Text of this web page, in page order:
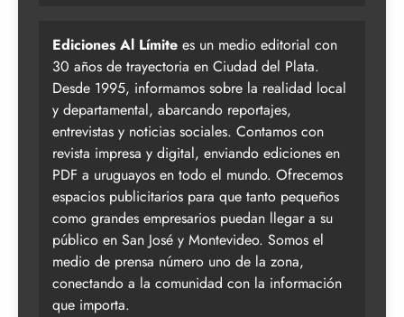
Ediciones Al Límite es un medio editorial con
30 años de trayectoria en Ciudad del Plata.
Desde 1995, informamos sobre la realidad local
y departamental, abarcando reportajes,
entrevistas y noticias sociales. Contamos con
revista impresa y digital, enviando ediciones en
PDF a uruguayos en todo el mundo. Ofrecemos
espacios publicitarios para que tanto pequeños
como grandes empresarios puedan llegar a su
público en San José y Montevideo. Somos el
medio de prensa número uno de la zona,
conectando a la comunidad con la información
que importa.